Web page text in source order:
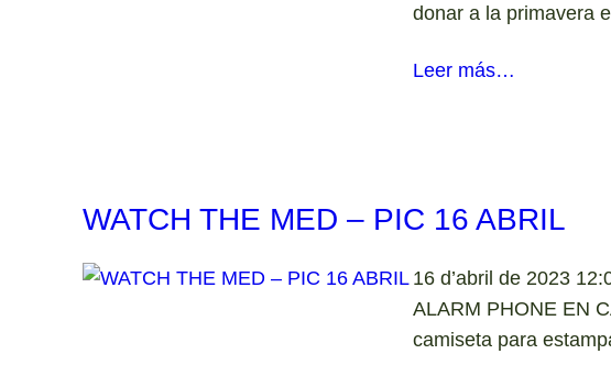
donar a la primavera
Leer más…
WATCH THE MED – PIC 16 ABRIL
16 d’abril de 2023
ALARM PHONE EN
camiseta para